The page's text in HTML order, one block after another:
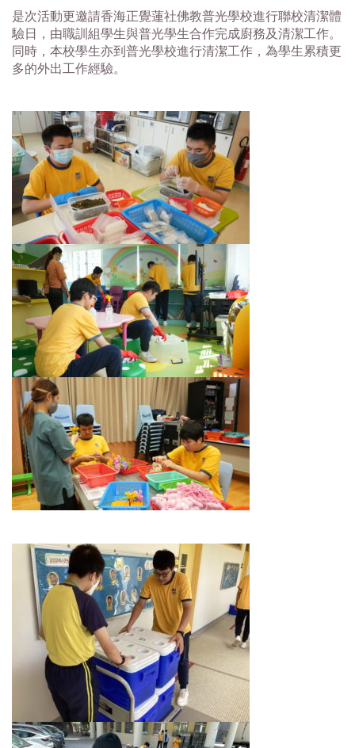
是次活動更邀請香海正覺蓮社佛教普光學校進行聯校清潔體
驗日，由職訓組學生與普光學生合作完成廚務及清潔工作。
同時，本校學生亦到普光學校進行清潔工作，為學生累積更
多的外出工作經驗。